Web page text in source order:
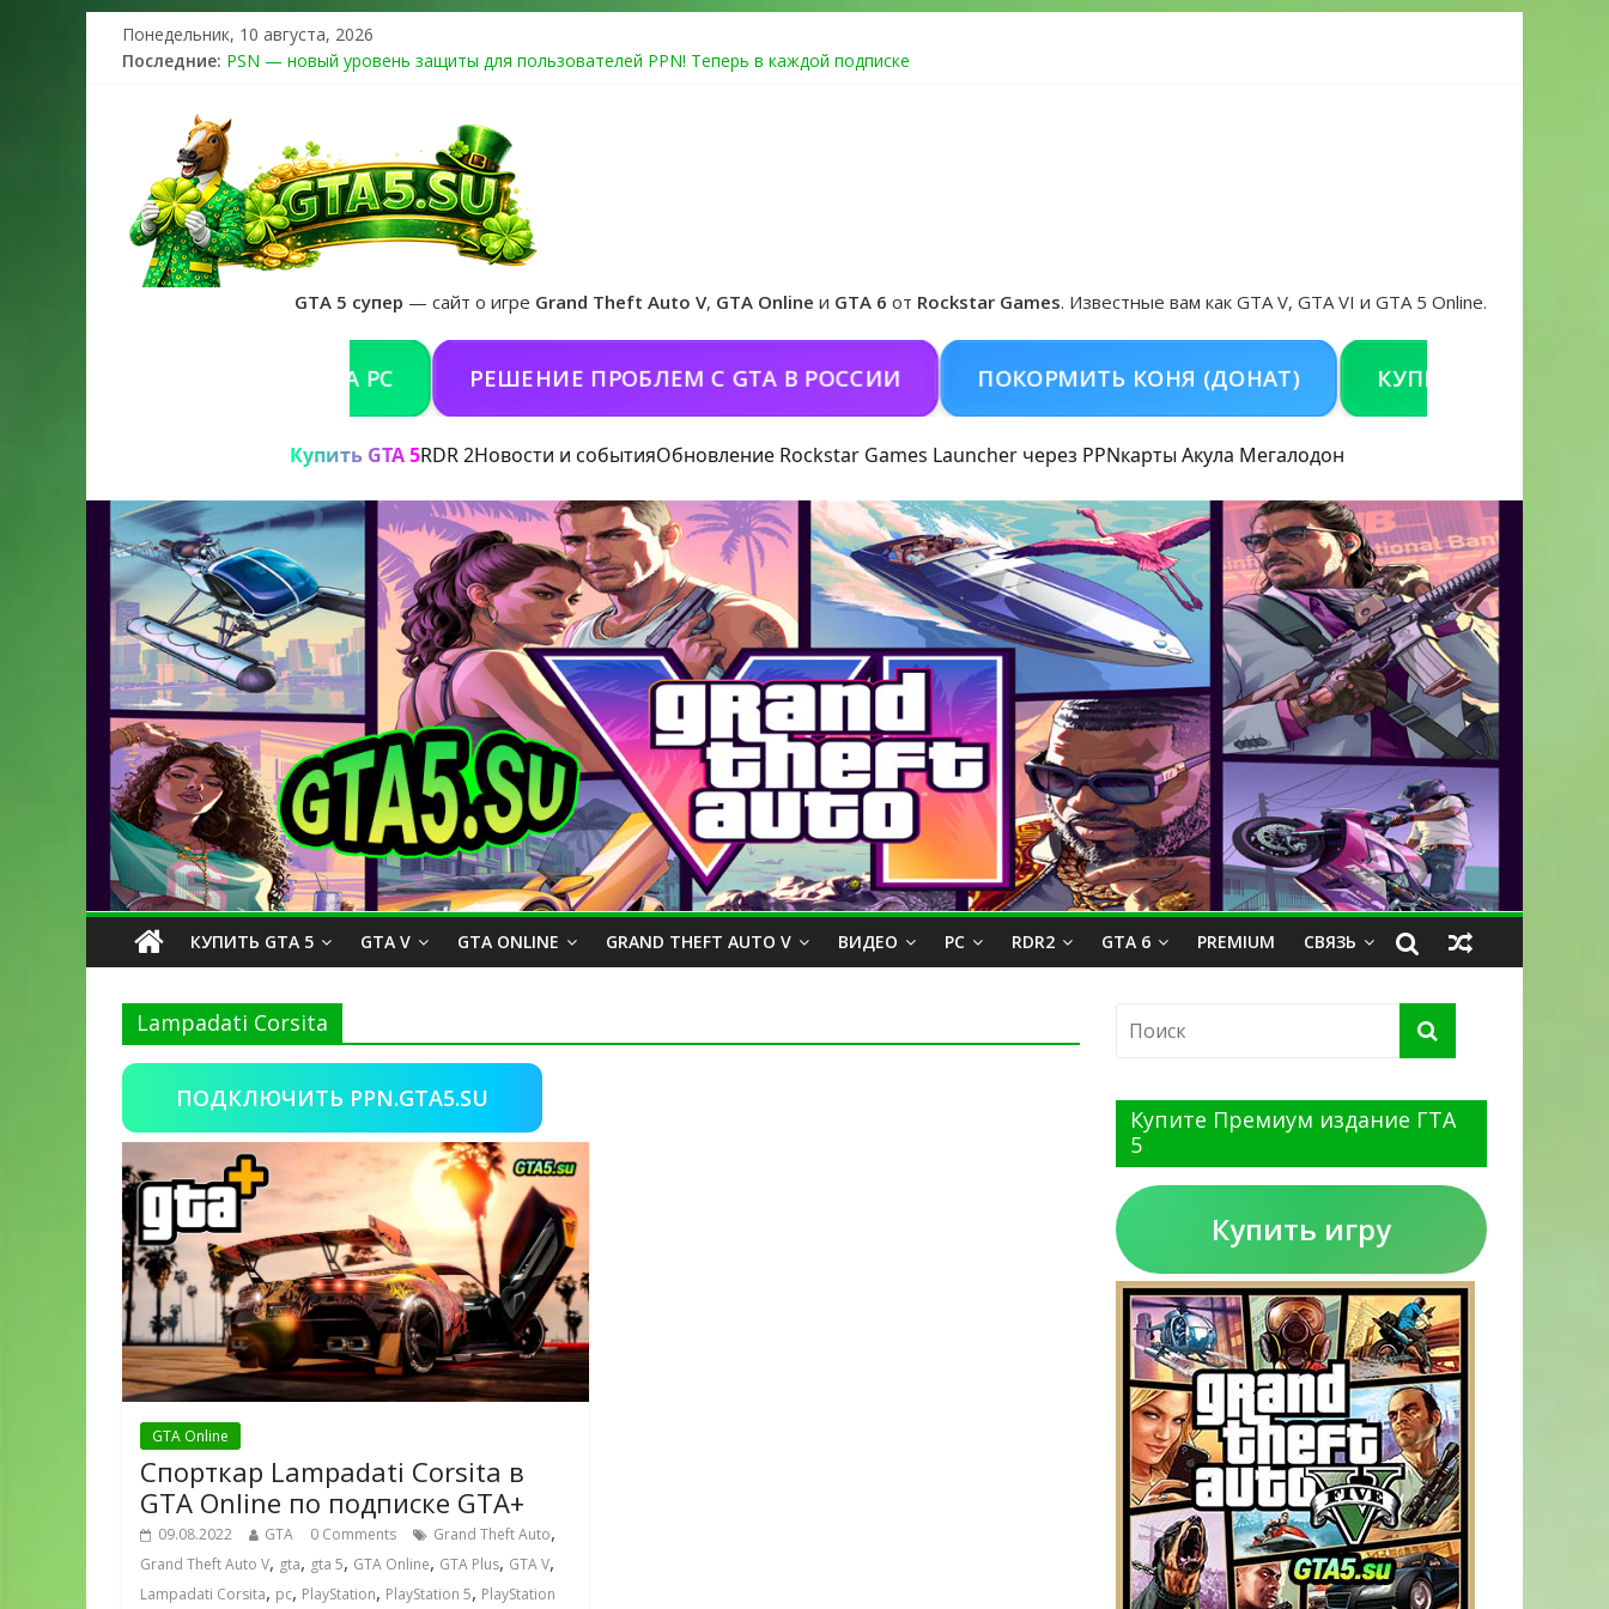
Понедельник, 10 августа, 2026
Последние: PSN — новый уровень защиты для пользователей PPN! Теперь в каждой подписке
Регистрация в Rockstar Games Social Club ошибка #1.500.7: как зарегистрировать аккаунт и войти без проблем в 2026 году
Получайте особые награды в GTA Online по программе Fine Art Collector
GTA 6 официальная обложка игры и Предзаказ Grand Theft Auto VI
GTA 5 супер — сайт о игре Grand Theft Auto V, GTA Online и GTA 6 от Rockstar Games. Известные вам как GTA V, GTA VI и GTA 5 Online.
РЕШЕНИЕ ПРОБЛЕМ С GTA В РОССИИ ПОКОРМИТЬ КОНЯ (ДОНАТ) КУПИТЬ GTA 5 ONLINE НА
Купить GTA 5RDR 2Новости и событияОбновление Rockstar Games Launcher через PPNкарты Акула Мегалодон
КУПИТЬ GTA 5 GTA V GTA ONLINE GRAND THEFT AUTO V ВИДЕО PC RDR2 GTA 6 PREMIUM СВЯЗЬ
Lampadati Corsita
ПОДКЛЮЧИТЬ PPN.GTA5.SU
GTA Online
Спорткар Lampadati Corsita в
GTA Online по подписке GTA+
09.08.2022 GTA 0 Comments Grand Theft Auto,
Grand Theft Auto V, gta, gta 5, GTA Online, GTA Plus, GTA V,
Lampadati Corsita, pc, PlayStation, PlayStation 5, PlayStation
Купите Премиум издание ГТА
5
Купить игру